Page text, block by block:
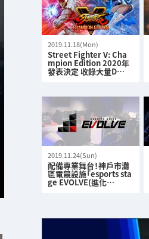
2019.11.18(Mon)
Street Fighter V: Cha
mpion Edition 2020年
發表決定 收錄大量D…
2019.11.24(Sun)
配備專業舞台！神戶市灘
區電競設施「esports sta
ge EVOLVE(進化…